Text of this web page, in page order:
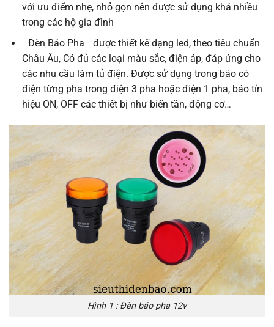
với ưu điểm nhẹ, nhỏ gọn nên được sử dụng khá nhiều
trong các hộ gia đình
Đèn Báo Pha
được thiết kế dạng led, theo tiêu chuẩn
Châu Âu, Có đủ các loại màu sắc, điện áp, đáp ứng cho
các nhu cầu làm tủ điện. Được sử dụng trong báo có
điện từng pha trong điện 3 pha hoặc điện 1 pha, báo tín
hiệu ON, OFF các thiết bị như biến tần, động cơ…
Hình 1 : Đèn báo pha 12v